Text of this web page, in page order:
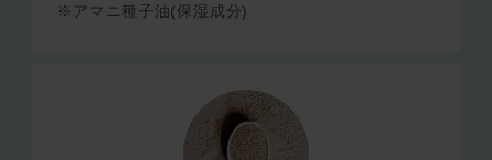
※アマニ種子油(保湿成分)